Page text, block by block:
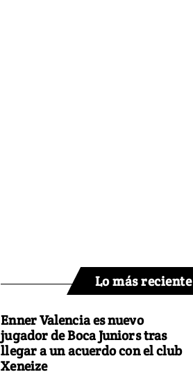
Lo más reciente
Enner Valencia es nuevo
jugador de Boca Juniors tras
llegar a un acuerdo con el club
Xeneize